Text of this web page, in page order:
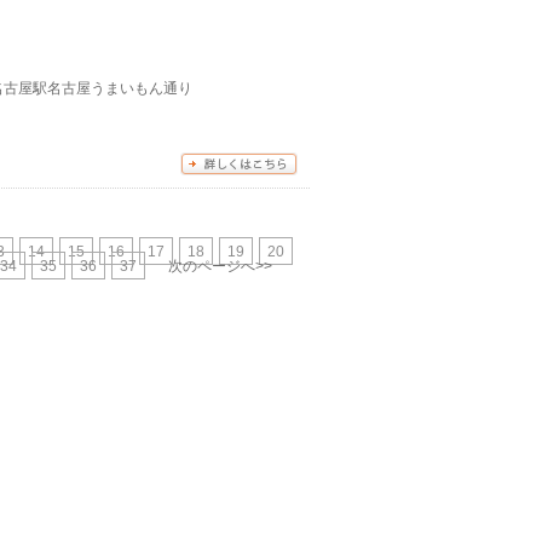
屋駅名古屋うまいもん通り
14 15 16 17 18 19
20
34
35 36 37 次のページへ>>